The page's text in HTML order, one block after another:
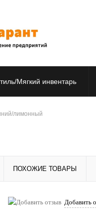
Мягкий инвентарь
Распродажа
лимонный
ПОХОЖИЕ ТОВАРЫ
Добавить